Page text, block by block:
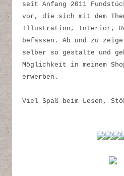
seit Anfang 2011
vor, die sich mit dem
Illustration, Interior,
befassen. Ab und zu
selber so gestalte und
Möglichkeit in meinem
erwerben.
Viel Spaß beim Lesen,